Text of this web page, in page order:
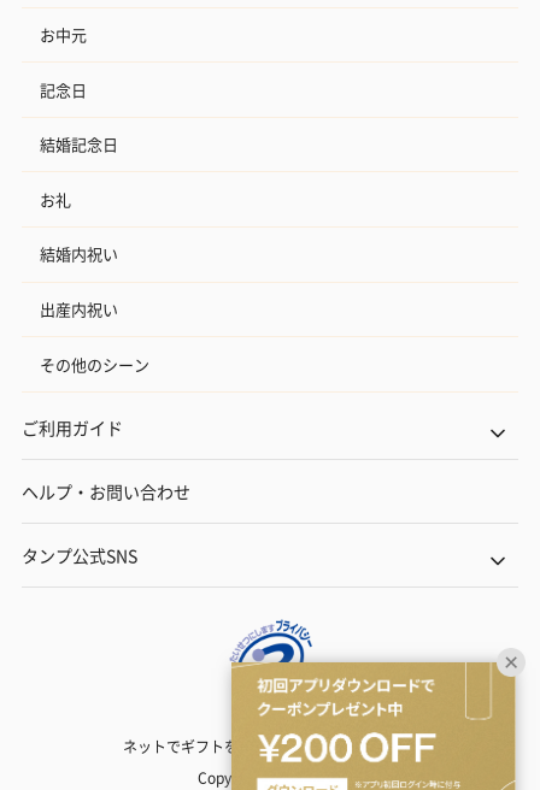
お中元
記念日
結婚記念日
お礼
結婚内祝い
出産内祝い
その他のシーン
ご利用ガイド
ヘルプ・お問い合わせ
タンプ公式SNS
ネットでギフトを贈るなら | TANP（タンプ）
Copyright© TANP Inc.